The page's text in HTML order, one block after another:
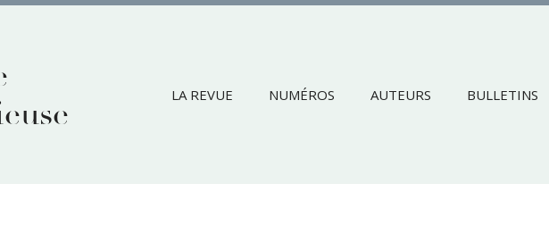
LA REVUE NUMÉROS AUTEURS BULLETINS